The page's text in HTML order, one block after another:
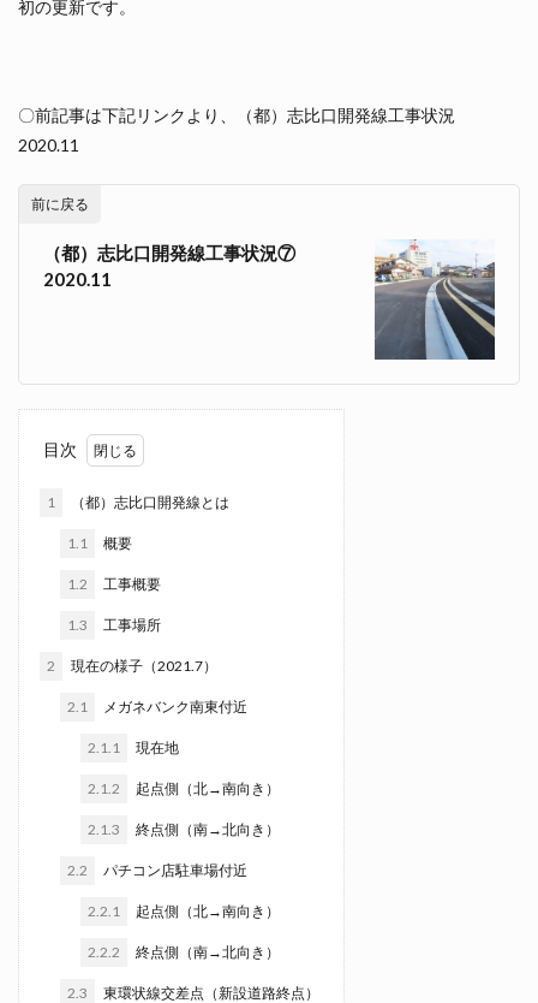
初の更新です。
〇前記事は下記リンクより、（都）志比口開発線工事状況
2020.11
前に戻る
（都）志比口開発線工事状況⑦
2020.11
目次
1 （都）志比口開発線とは
1.1 概要
1.2 工事概要
1.3 工事場所
2 現在の様子（2021.7）
2.1 メガネバンク南東付近
2.1.1 現在地
2.1.2 起点側（北→南向き）
2.1.3 終点側（南→北向き）
2.2 パチコン店駐車場付近
2.2.1 起点側（北→南向き）
2.2.2 終点側（南→北向き）
2.3 東環状線交差点（新設道路終点）